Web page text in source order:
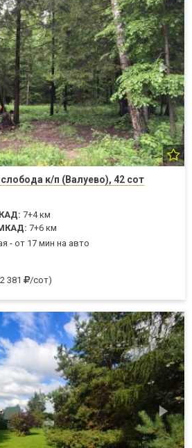
к/п (Валуево), 42 сот
7+4 км
7+6 км
- от 17 мин на авто
381 /сот)